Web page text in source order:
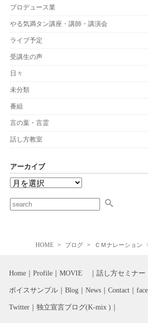
プロデュース業
やる気満タン講座・講師・講演会
ライブ予定
受講生の声
日々
未分類
番組
言の葉・言霊
話し方教室
アーカイブ
HOME ブログ ＣＭナレーション
Home Profile MOVIE 話し方セミナー
ボイスサンプル Blog News Contact
Twitter 独立宣言ブログ(K-mix )